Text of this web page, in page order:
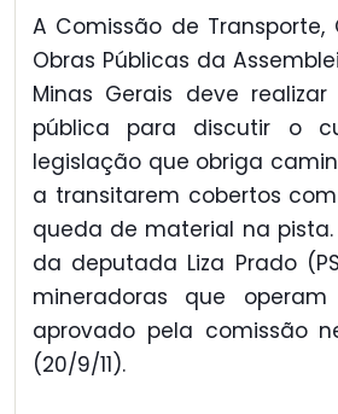
A Comissão de
Obras Públicas da
Minas Gerais deve
pública para discutir o
legislação que obriga
a transitarem cobertos
queda de material na
da deputada Liza Prado
mineradoras que
aprovado pela comissão
(20/9/11).